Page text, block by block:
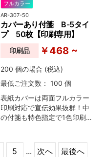
フルカラー
AR-307-50
カバーあり付箋 B-5タイ
プ 50枚【印刷専用】
印刷品 ￥468 ~
200 個の場合 (税込)
最低ご注文数： 100 個
表紙カバーは両面フルカラー
印刷対応で宣伝効果抜群！中
の付箋も特色指定で1色印刷が
5 ... 次へ 最後へ